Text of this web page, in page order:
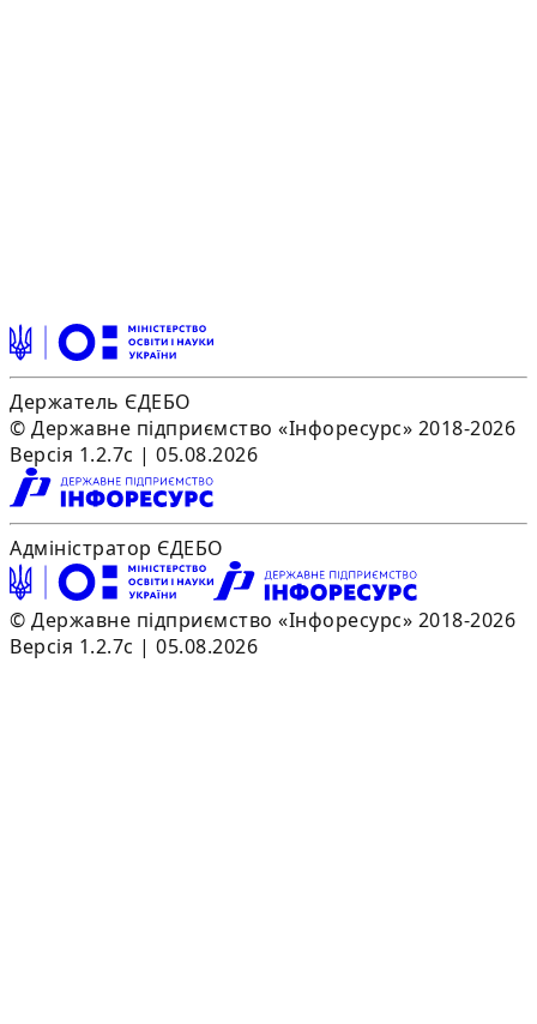
Держатель ЄДЕБО
© Державне підприємство «Інфоресурс» 2018-2026
Версія 1.2.7c | 05.08.2026
Адміністратор ЄДЕБО
© Державне підприємство «Інфоресурс» 2018-2026
Версія 1.2.7c | 05.08.2026